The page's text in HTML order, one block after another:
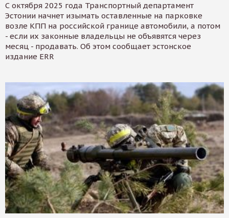
С октября 2025 года Транспортный департамент
Эстонии начнет изымать оставленные на парковке
возле КПП на российской границе автомобили, а потом
- если их законные владельцы не объявятся через
месяц - продавать. Об этом сообщает эстонское
издание ERR